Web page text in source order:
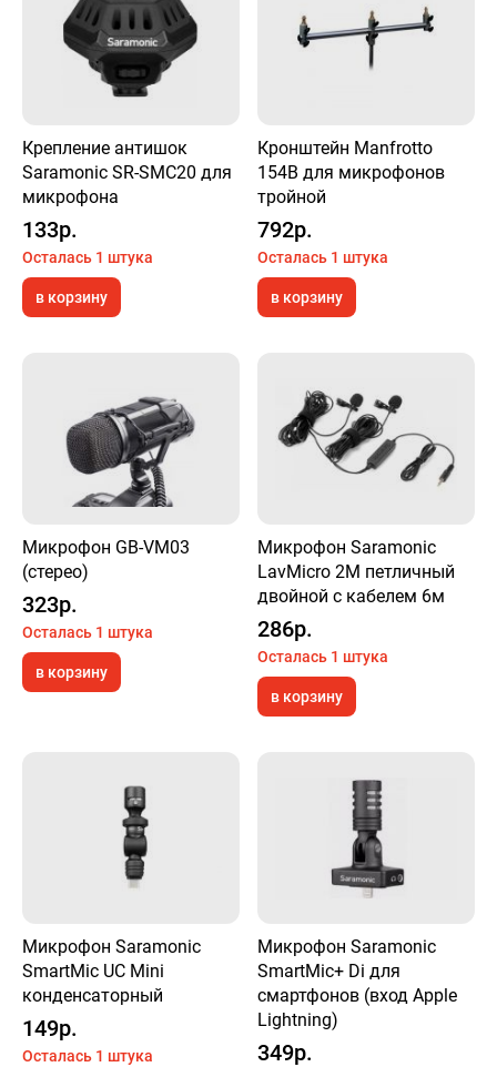
Крепление антишок
Saramonic SR-SMC20 для
микрофона
133р.
Осталась 1 штука
в корзину
Кронштейн Manfrotto
154B для микрофонов
тройной
792р.
Осталась 1 штука
в корзину
Микрофон GB-VM03
(стерео)
323р.
Осталась 1 штука
в корзину
Микрофон Saramonic
LavMicro 2M петличный
двойной с кабелем 6м
286р.
Осталась 1 штука
в корзину
Микрофон Saramonic
SmartMic UC Mini
конденсаторный
149р.
Осталась 1 штука
Микрофон Saramonic
SmartMic+ Di для
смартфонов (вход Apple
Lightning)
349р.